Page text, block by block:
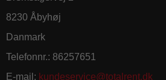
8230 Åbyhøj
Danmark
Telefonnr.: 86257651
E-mail : kundeservice@totalrent.dk